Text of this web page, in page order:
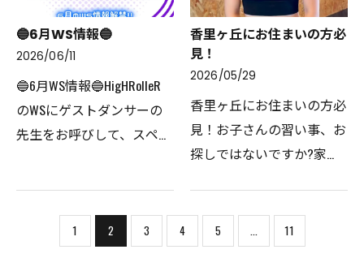
🔵6月WS情報🔵
2026/06/11
🔵6月WS情報🔵⁡HigHRolleR
のWSにゲストダンサーの
先生をお呼びして、スペシ
催日:6/28(日)⁡・
香里ヶ丘にお住まいの方必
見！
2026/05/29
香里ヶ丘にお住まいの方必
見！お子さんの習い事、お
探しではないですか?家
するお子さんも多いのでは
ないでしょうか？そんな方
1 2 3 4 5 ... 11